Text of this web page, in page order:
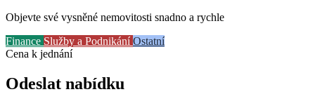
Objevte své vysněné nemovitosti snadno a rychle
Finance Služby a PodnikáníOstatní
Cena k jednání
Odeslat nabídku